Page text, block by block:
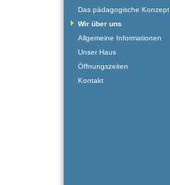
Das pädagogische Konzept
Wir über uns
Allgemeine Informationen
Unser Haus
Öffnungszeiten
Kontakt